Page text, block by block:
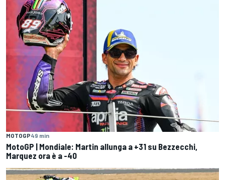
MOTOGP49 min
MotoGP | Mondiale: Martin allunga a +31 su Bezzecchi,
Marquez ora è a -40